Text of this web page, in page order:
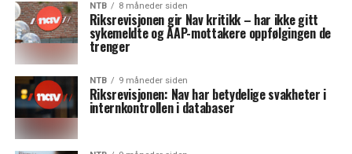
NTB 8 måneder siden
Riksrevisjonen gir Nav kritikk – har ikke gitt
sykemeldte og AAP-mottakere oppfølgingen de
trenger
NTB 9 måneder siden
Riksrevisjonen: Nav har betydelige svakheter i
internkontrollen i databaser